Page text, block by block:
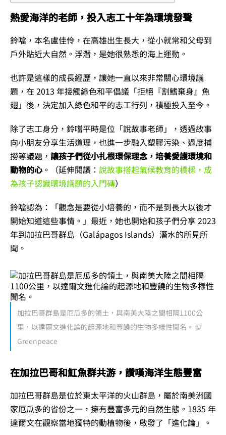
熱愛海洋的老師，投入志工十年為環境發聲
鈴噹，本名盧佳伶，在高雄出生長大，從小就常和父母到
戶外貼近大自然。浮潛，是她很熟悉的海上運動。
也許是這樣的成長經歷，讓她一直以來非常關心環境議
題，在 2013 年接觸綠色和平倡議「拒絕『割鰭棄身』魚
翅」後，決定加入綠色和平的志工行列，積極投入至今。
除了志工身分，鈴噹平時是位「說故事老師」，透過故事
向小朋友分享生活道理，也進一步融入塑膠污染、過度捕
撈等議題， 讓孩子們從小扎根環保理念，培養愛護環境和
動物的心。（延伸閱讀： 說故事搭起氣候教育的橋樑，成
為孩子認識環境議題的入門磚）
鈴噹認為：「觀念是要從小培養的，而不是到長大以後才
開始知道這些事情。」最近，她也開始和孩子們分享 2023
年到加拉巴哥群島（Galápagos Islands）潛水的所見所
聞。
加拉巴哥群島是厄瓜多的領土，與南美大陸之間相隔1100公
里，以達爾文進化論的起源地和豐饒的生物多樣性聞名。 ©
Greenpeace
在加拉巴哥和魟魚群共游，讚嘆海洋生態豐富
加拉巴哥群島是位於東太平洋的火山群島，屬於南美洲國
家厄瓜多的省份之一，擁有豐富多元的自然生態。1835 年
達爾文在觀察當地獨特的動植物後，啟發了「進化論」。